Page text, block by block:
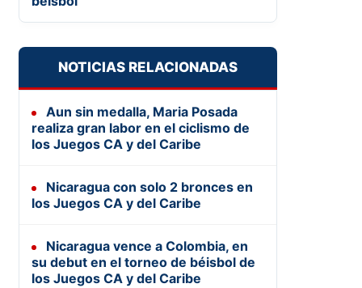
NOTICIAS RELACIONADAS
Aun sin medalla, Maria Posada
realiza gran labor en el ciclismo de
los Juegos CA y del Caribe
Nicaragua con solo 2 bronces en
los Juegos CA y del Caribe
Nicaragua vence a Colombia, en
su debut en el torneo de béisbol de
los Juegos CA y del Caribe